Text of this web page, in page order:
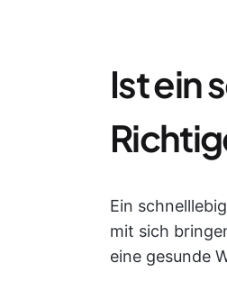
Ist ein
Ein
mit sich
eine gesunde